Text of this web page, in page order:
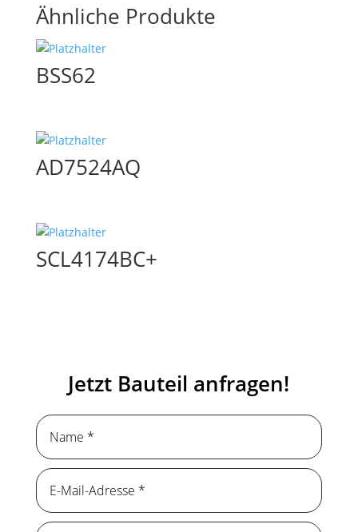
Ähnliche Produkte
BSS62
AD7524AQ
SCL4174BC+
Jetzt Bauteil anfragen!